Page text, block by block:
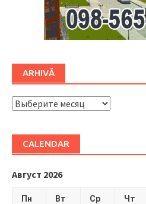
ARHIVĂ
ARHIVĂ
CALENDAR
Август 2026
Пн Вт Ср Чт